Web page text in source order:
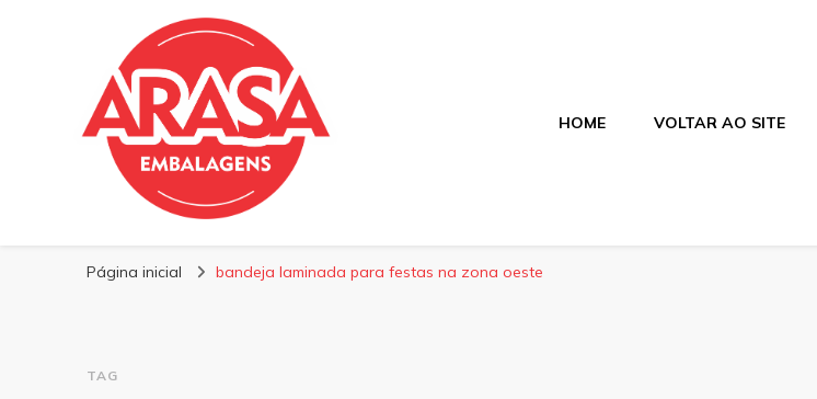
Blog | Arasa Embalagens
HOME VOLTAR AO SITE
Página inicial bandeja laminada para festas na zona oeste
TAG